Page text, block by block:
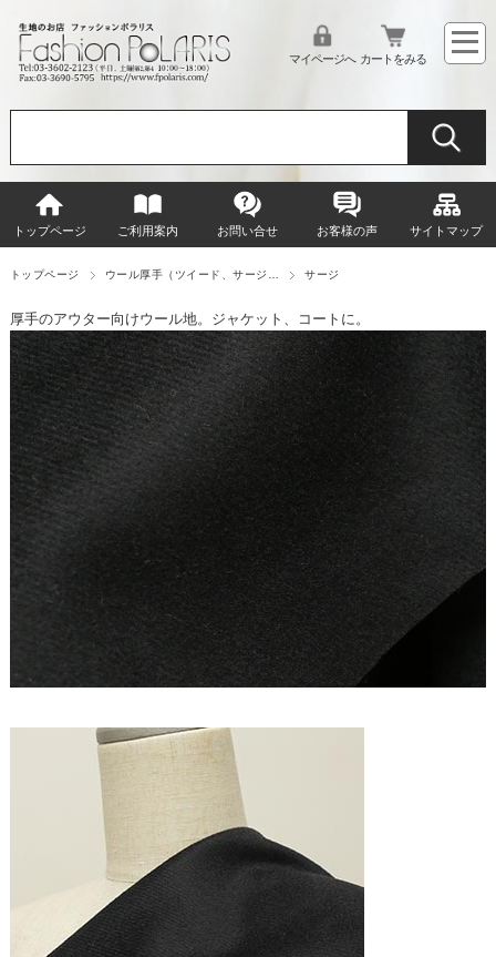
マイページへ カートをみる
トップページ ご利用案内 お問い合せ お客様の声 サイトマップ
トップページ ウール厚手（ツイード、サージ… サージ
厚手のアウター向けウール地。ジャケット、コートに。